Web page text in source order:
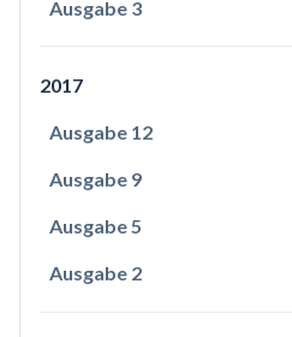
Ausgabe 3
2017
Ausgabe 12
Ausgabe 9
Ausgabe 5
Ausgabe 2